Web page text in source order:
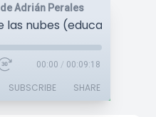
Adrián Perales
las nubes (educativas)
00:00 / 00:09:18
SUBSCRIBE SHARE